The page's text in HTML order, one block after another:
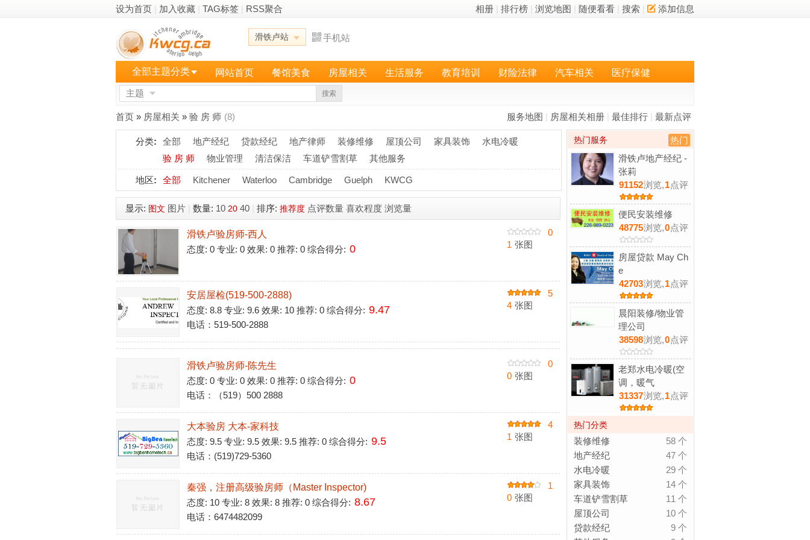
设为首页 加入收藏 TAG标签 RSS聚合 相册 排行榜 浏览地图 随便看看 搜索 添加信息
滑铁卢站 手机站
全部主题分类 网站首页 餐馆美食 房屋相关 生活服务 教育培训 财险法律 汽车相关 医疗保健
主题 搜索
服务地图 房屋相关相册 最佳排行 最新点评
首页 » 房屋相关 » 验 房 师 (8)
分类: 全部 地产经纪 贷款经纪 地产律师 装修维修 屋顶公司 家具装饰
水电冷暖
验 房 师
物业管理 清洁保洁 车道铲雪割草 其他服务
地区: 全部 Kitchener Waterloo Cambridge Guelph KWCG
显示: 图文 图片 数量: 10 20 40 排序: 推荐度 点评数量 喜欢程度 浏览量
滑铁卢验房师-西人
态度: 0 专业: 0 效果: 0 推荐: 0 综合得分: 0
0
1 张图
安居屋检(519-500-2888)
态度: 8.8 专业: 9.6 效果: 10 推荐: 0 综合得分: 9.47
电话：519-500-2888
5
4 张图
滑铁卢验房师-陈先生
态度: 0 专业: 0 效果: 0 推荐: 0 综合得分: 0
电话：（519）500 2888
0
0 张图
大本验房 大本-家科技
态度: 9.5 专业: 9.5 效果: 9.5 推荐: 0 综合得分: 9.5
电话：(519)729-5360
4
1 张图
秦强，注册高级验房师（Master Inspector)
态度: 10 专业: 8 效果: 8 推荐: 0 综合得分: 8.67
电话：6474482099
1
0 张图
热门
热门服务
滑铁卢地产经纪 -
张莉
91152浏览,1点评
便民安装维修
48775浏览,0点评
房屋贷款 May Ch
e
42703浏览,1点评
晨阳装修/物业管
理公司
38598浏览,0点评
老郑水电冷暖(空
调，暖气
31337浏览,1点评
热门分类
58 个
装修维修
47 个
地产经纪
29 个
水电冷暖
14 个
家具装饰
11 个
车道铲雪割草
10 个
屋顶公司
9 个
贷款经纪